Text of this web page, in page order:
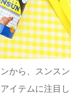
から、スンスン
イテムに注目し